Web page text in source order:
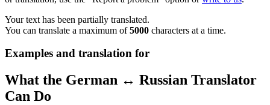
Your text has been partially translated.
You can translate a maximum of5000 characters at a time.
Examples and translation for
What the German ↔ Russian Translator
Can Do